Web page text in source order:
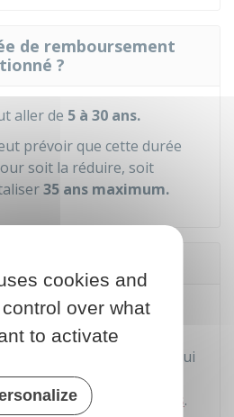
de remboursement
?
aller de 5 à 30 ans.
prévoir que cette durée
soit la réduire, soit
35 ans maximum.
conventionné ?
auprès d'un
(par exemple, une
l'État une convention lui
ce prêt. Vous pouvez
établissements concernés.
cookies and
over what
to activate